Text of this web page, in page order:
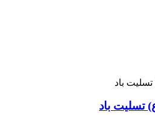
تسلیت باد